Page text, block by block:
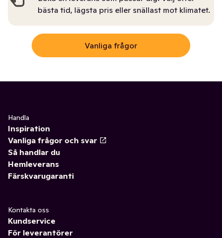
bästa tid, lägsta pris eller snällast mot klimatet.
Vanliga frågor
Handla
Inspiration
Vanliga frågor och svar
Så handlar du
Hemleverans
Färskvarugaranti
Kontakta oss
Kundservice
För leverantörer